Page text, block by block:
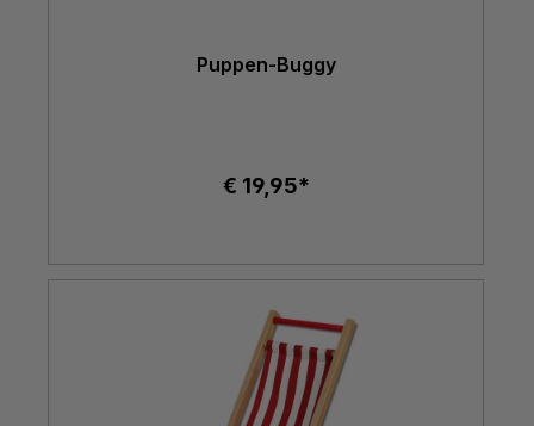
Puppen-Buggy
€ 19,95*